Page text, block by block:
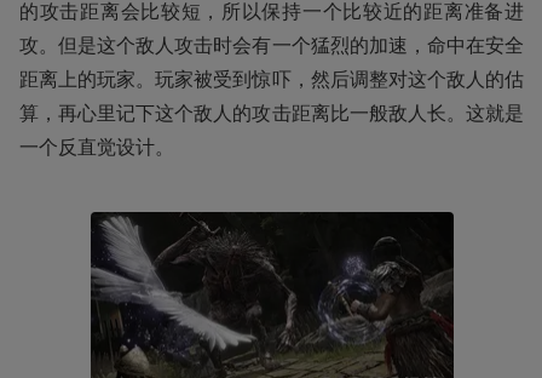
的攻击距离会比较短，所以保持一个比较近的距离准备进
攻。但是这个敌人攻击时会有一个猛烈的加速，命中在安全
距离上的玩家。玩家被受到惊吓，然后调整对这个敌人的估
算，再心里记下这个敌人的攻击距离比一般敌人长。这就是
一个反直觉设计。